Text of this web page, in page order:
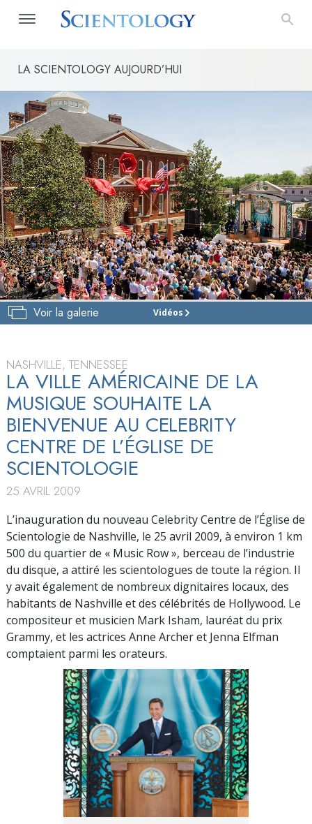
LA SCIENTOLOGY AUJOURD’HUI
Voir la galerie Vidéos
ÉGLISE
CENTRE
DE
NASHVILLE
VISITE
NASHVILLE, TENNESSEE
LA VILLE AMÉRICAINE DE LA
MUSIQUE SOUHAITE LA
BIENVENUE AU CELEBRITY
CENTRE DE L’ÉGLISE DE
SCIENTOLOGIE
25 AVRIL 2009
L’inauguration du nouveau Celebrity Centre de l’Église de
Scientologie de Nashville, le 25 avril 2009, à environ 1 km
500 du quartier de « Music Row », berceau de l’industrie
du disque, a attiré les scientologues de toute la région. Il
y avait également de nombreux dignitaires locaux, des
habitants de Nashville et des célébrités de Hollywood. Le
compositeur et musicien Mark Isham, lauréat du prix
Grammy, et les actrices Anne Archer et Jenna Elfman
comptaient parmi les orateurs.